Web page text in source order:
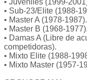
• Juveniles (1999-
• Sub-23/Elite (1988-
• Master A (1978-1987).
• Master B (1968-1977).
• Damas A (Libre de
competidoras).
• Mixto Elite (1988-
• Mixto Master (1957-